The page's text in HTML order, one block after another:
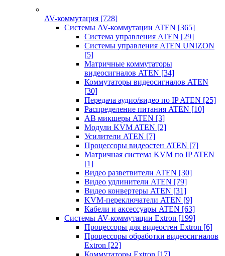
AV-коммутация [728]
Системы AV-коммутации ATEN [365]
Система управления ATEN [29]
Системы управления ATEN UNIZON
[5]
Матричные коммутаторы
видеосигналов ATEN [34]
Коммутаторы видеосигналов ATEN
[30]
Передача аудио/видео по IP ATEN [25]
Распределение питания ATEN [10]
АВ микшеры ATEN [3]
Модули KVM ATEN [2]
Усилители ATEN [7]
Процессоры видеостен ATEN [7]
Матричная система KVM по IP ATEN
[1]
Видео разветвители ATEN [30]
Видео удлинители ATEN [79]
Видео конвертеры ATEN [31]
KVM-переключатели ATEN [9]
Кабели и аксессуары ATEN [63]
Системы AV-коммутации Extron [199]
Процессоры для видеостен Extron [6]
Процессоры обработки видеосигналов
Extron [22]
Коммутаторы Extron [17]